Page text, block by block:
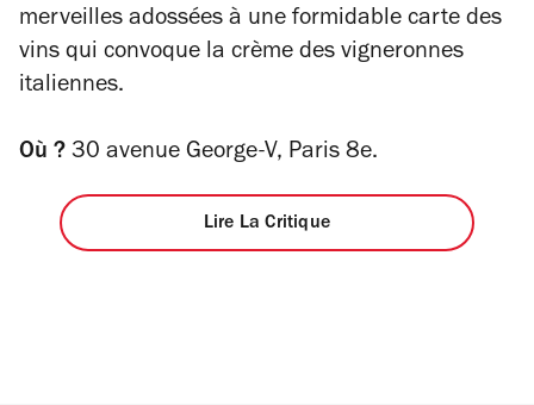
merveilles adossées à une formidable carte des
vins qui convoque la crème des vigneronnes
italiennes.
Où ? 30 avenue George-V, Paris 8e.
Lire La Critique